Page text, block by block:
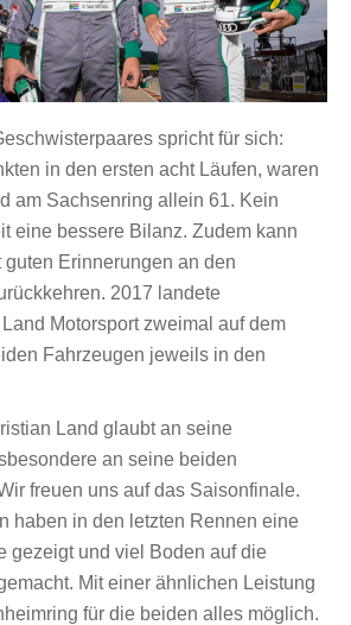
spricht für sich:
in den ersten acht Läufen, waren
am Sachsenring allein 61. Kein
eine bessere Bilanz. Zudem kann
Erinnerungen an den
2017 landete
Motorsport zweimal auf dem
Fahrzeugen jeweils in den
Land glaubt an seine
an seine beiden
freuen uns auf das Saisonfinale.
haben in den letzten Rennen eine
gezeigt und viel Boden auf die
Mit einer ähnlichen Leistung
für die beiden alles möglich.